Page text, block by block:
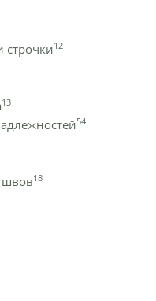
12
13
54
швов18